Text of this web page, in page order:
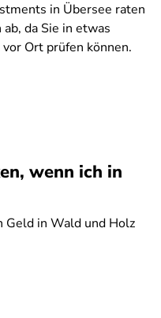
in Übersee raten
da Sie in etwas
Ort prüfen können.
wenn ich in
Geld in Wald und Holz